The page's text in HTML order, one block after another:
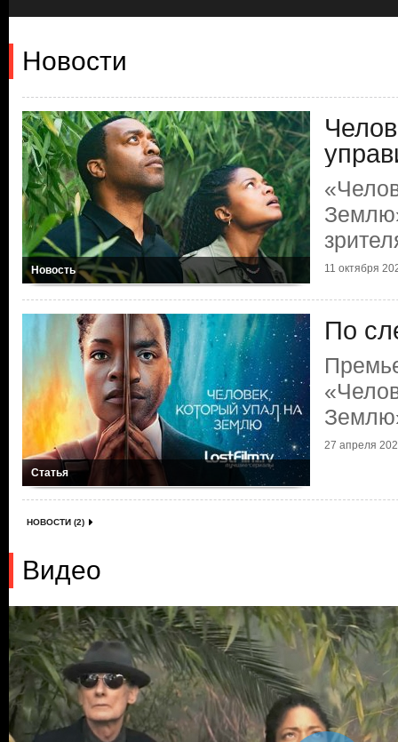
Новости
Новость 11 октября
Статья
По
27 апреля
НОВОСТИ (2)
Видео